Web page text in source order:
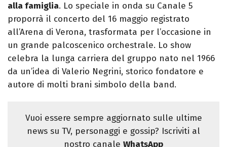
alla famiglia. Lo speciale in onda su Canale 5
proporrà il concerto del 16 maggio registrato
all’Arena di Verona, trasformata per l’occasione in
un grande palcoscenico orchestrale. Lo show
celebra la lunga carriera del gruppo nato nel 1966
da un’idea di Valerio Negrini, storico fondatore e
autore di molti brani simbolo della band.
Vuoi essere sempre aggiornato sulle ultime
news su TV, personaggi e gossip? Iscriviti al
nostro canale WhatsApp